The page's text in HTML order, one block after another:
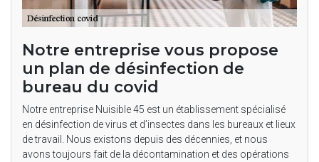
Notre entreprise vous propose
un plan de désinfection de
bureau du covid
Notre entreprise Nuisible 45 est un établissement spécialisé
en désinfection de virus et d’insectes dans les bureaux et lieux
de travail. Nous existons depuis des décennies, et nous
avons toujours fait de la décontamination et des opérations